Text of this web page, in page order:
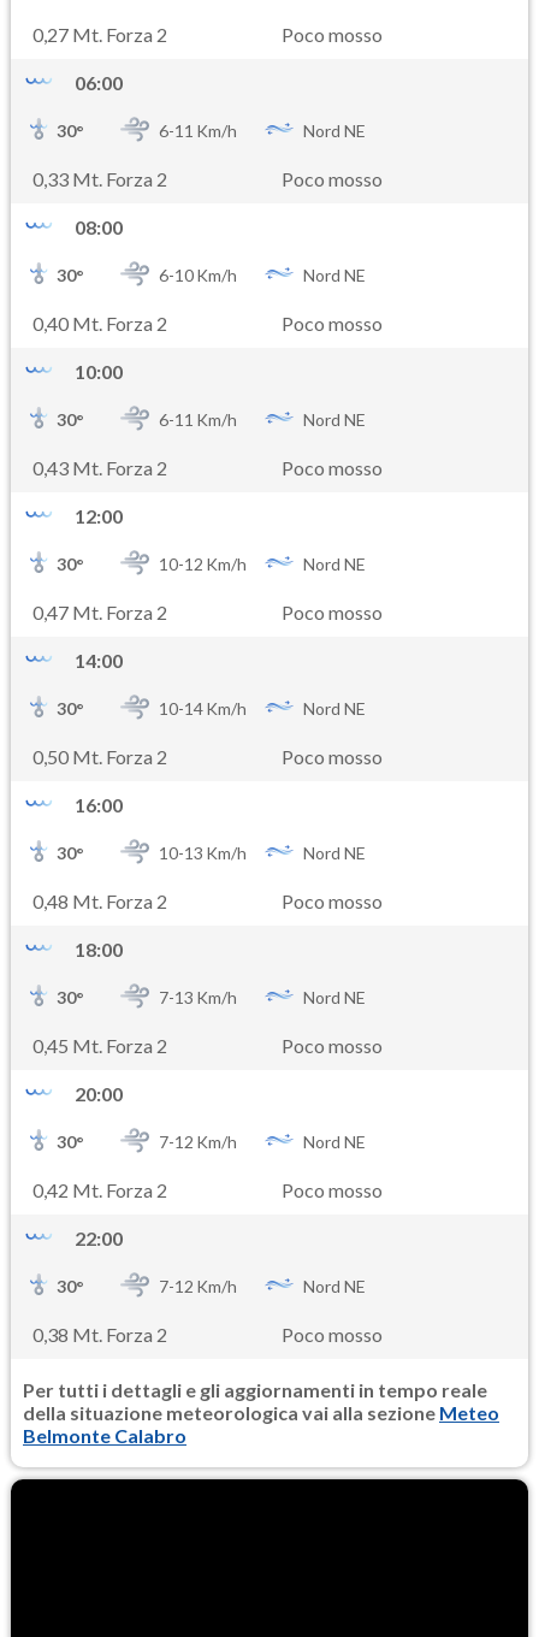
0,27 Mt. Forza 2 Poco mosso
06:00
30° 6-11 Km/h Nord NE
0,33 Mt. Forza 2 Poco mosso
08:00
30° 6-10Km/h Nord NE
0,40 Mt. Forza 2 Poco mosso
10:00
30° 6-11 Km/h Nord NE
0,43 Mt. Forza 2 Poco mosso
12:00
30° 10-12 Km/h Nord NE
0,47 Mt. Forza 2 Poco mosso
14:00
30° 10-14Km/h Nord NE
0,50 Mt. Forza 2 Poco mosso
16:00
30° 10-13 Km/h Nord NE
0,48 Mt. Forza 2 Poco mosso
18:00
30° 7-13 Km/h Nord NE
0,45 Mt. Forza 2 Poco mosso
20:00
30° 7-12 Km/h Nord NE
0,42 Mt. Forza 2 Poco mosso
22:00
30° 7-12 Km/h Nord NE
0,38 Mt. Forza 2 Poco mosso
Per tutti i dettagli e gli aggiornamenti in tempo reale
della situazione meteorologica vai alla sezione Meteo
Belmonte Calabro